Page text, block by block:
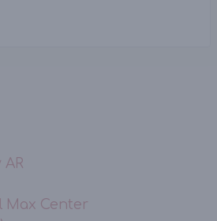
Max Center